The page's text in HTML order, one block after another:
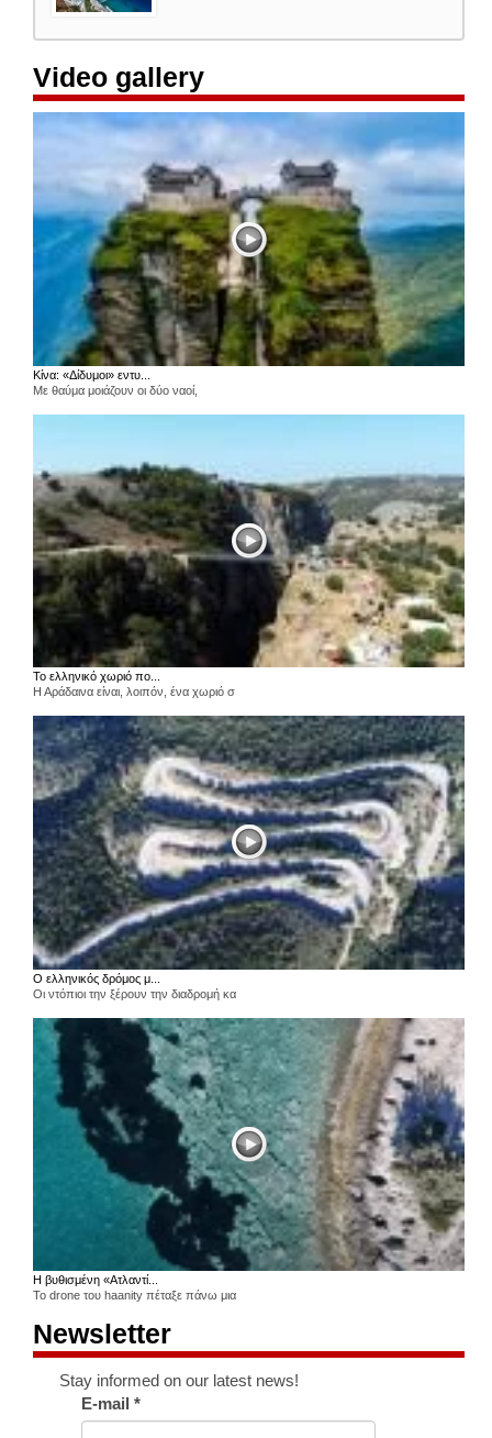
Video gallery
Κίνα: «Δίδυμοι» εντυ...
Με θαύμα μοιάζουν οι δύο ναοί,
Το ελληνικό χωριό πο...
Η Αράδαινα είναι, λοιπόν, ένα χωριό σ
Ο ελληνικός δρόμος μ...
Οι ντόπιοι την ξέρουν την διαδρομή κα
Η βυθισμένη «Ατλαντί...
Το drone του haanity πέταξε πάνω μια
Newsletter
Stay informed on our latest news!
E-mail*